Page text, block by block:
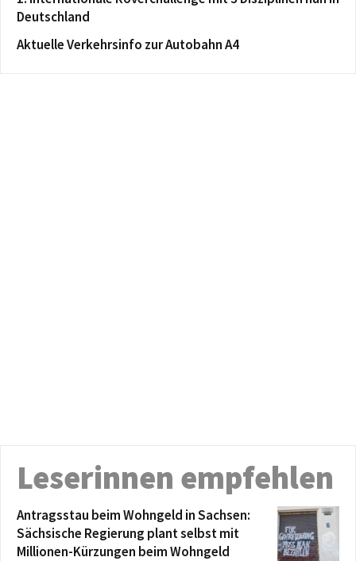
Deutschland
Aktuelle Verkehrsinfo zur Autobahn A4
Leserinnen empfehlen
Antragsstau beim Wohngeld in Sachsen:
Sächsische Regierung plant selbst mit
Millionen-Kürzungen beim Wohngeld